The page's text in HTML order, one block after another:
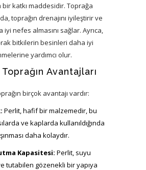
bir katkı maddesidir. Toprağa
toprağın drenajını iyileştirir ve
nefes almasını sağlar. Ayrıca,
bitkilerin besinleri daha iyi
yardımcı olur.
Avantajları
birçok avantajı vardır:
Perlit, hafif bir malzemedir, bu
ve kaplarda kullanıldığında
daha kolaydır.
Kapasitesi: Perlit, suyu
tutabilen gözenekli bir yapıya